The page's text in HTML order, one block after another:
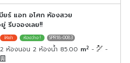
ยร์ แอท อโศก ห้องสวย
รีบจองเลย!!
SPR18-0083
2 ห้องนอน 2 ห้องน้ำ 85.00 m2 - -